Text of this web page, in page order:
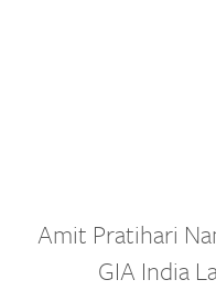
Amit Pratihari
GIA India